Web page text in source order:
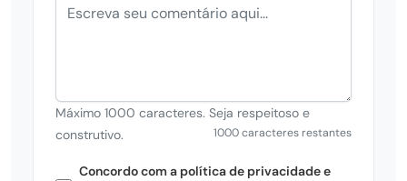
Máximo 1000 caracteres. Seja respeitoso e
construtivo.
1000 caracteres restantes
Concordo com a política de privacidade e